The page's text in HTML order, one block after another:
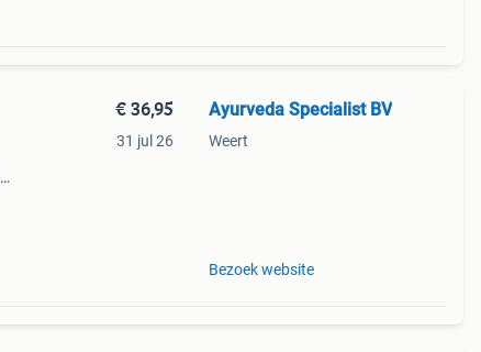
€ 36,95
31 jul 26
Ayurveda Specialist BV
Weert
Bezoek website